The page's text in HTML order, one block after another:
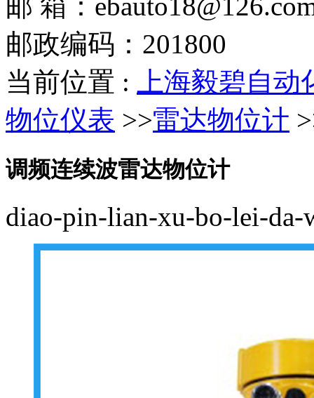
邮政编码：201800
当前位置 :
上海毅碧自
物位仪表 >>雷达物位计
调频连续波雷达物位计
diao-pin-lian-xu-bo-lei-